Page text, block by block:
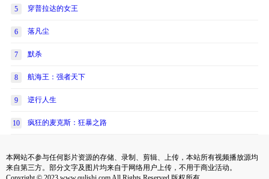
5 穿普拉达的女王
6 落凡尘
7 默杀
8 航海王：强者天下
9 逆行人生
10 疯狂的麦克斯：狂暴之路
本网站不参与任何影片资源的存储、录制、剪辑、上传，本站所有视频播放源均
来自第三方。部分文字及图片均来自于网络用户上传，不用于商业活动。